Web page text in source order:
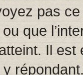
pas
que
Il